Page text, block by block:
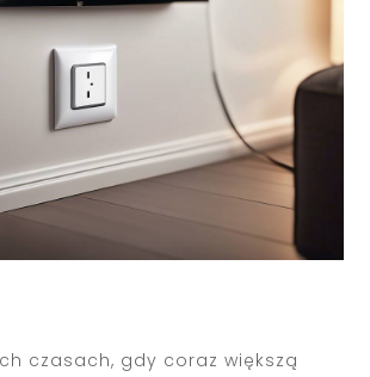
czasach, gdy coraz większą